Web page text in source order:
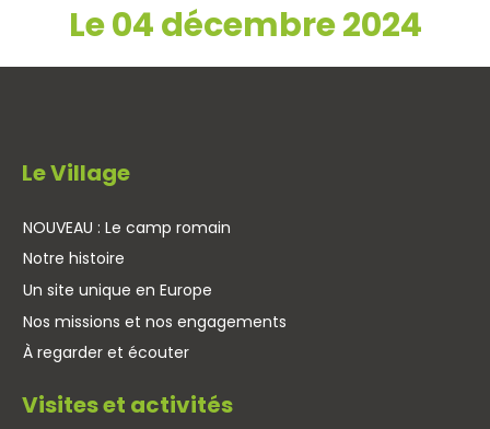
Le 04 décembre 2024
Le Village
NOUVEAU : Le camp romain
Notre histoire
Un site unique en Europe
Nos missions et nos engagements
À regarder et écouter
Visites et activités